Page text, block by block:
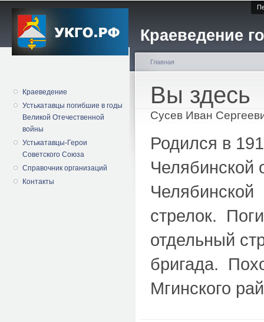
Краеведение
Краеведение
Устькатавцы погибшие в годы
Великой Отечественной
войны
Устькатавцы-Герои
Советского Союза
Справочник организаций
Контакты
Вы здесь
Главная
Сусев Иван
Родился в
Челябинской
Челябинской
стрелок.
отдельный
бригада.
Мгинского